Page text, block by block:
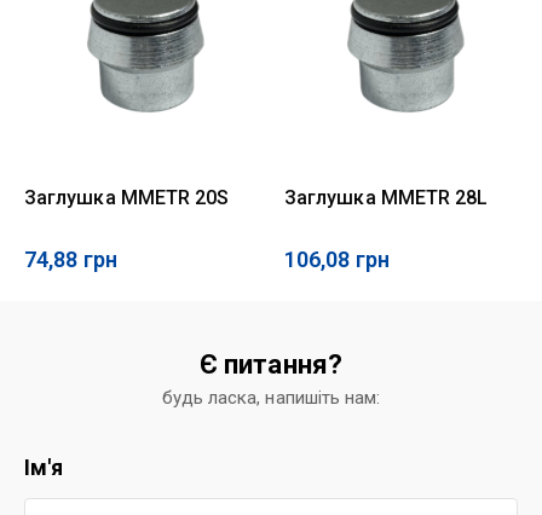
Заглушка MMETR 20S
74,88 грн
Заглушка MMETR 28L
106,08 грн
Є питання?
будь ласка, напишіть нам:
Ім'я